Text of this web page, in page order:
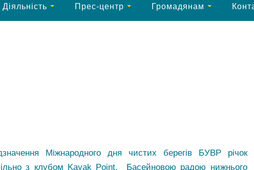
Діяльність Прес-центр Громадянам
Міжнародного дня чистих берегів БУВР річок
з клубом Kayak Point, Басейновою радою нижнього